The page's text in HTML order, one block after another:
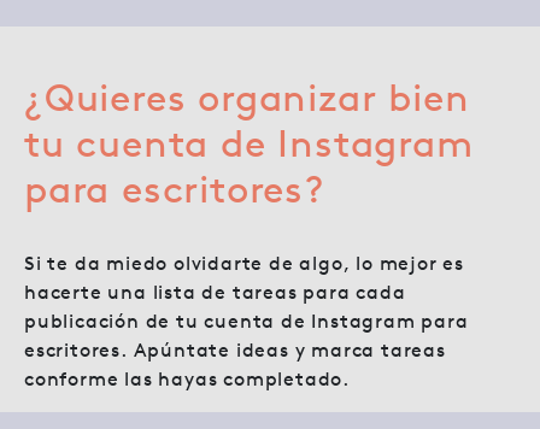
¿Quieres organizar bien
tu cuenta de Instagram
para escritores?
Si te da miedo olvidarte de algo, lo mejor es
hacerte una lista de tareas para cada
publicación de tu cuenta de Instagram para
escritores. Apúntate ideas y marca tareas
conforme las hayas completado.